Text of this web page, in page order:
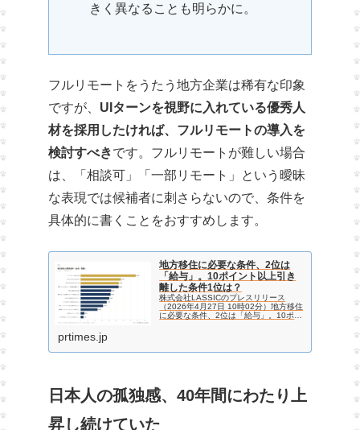
きく異なることも明らかに。
フルリモートをうたう地方企業は稀有な印象
ですが、 UIターンを視野に入れている優秀人
材を採用したければ、フルリモートの導入を
検討すべきです。フルリモートが難しい場合
は、「相談可」「一部リモート」という曖昧
な表現では候補者に刺さらないので、条件を
具体的に書くことをおすすめします。
地方移住に必要な条件、2位は
「給与」。10ポイント以上引き
離した条件1位は？
株式会社LASSICのプレスリリース
（2026年4月27日 10時02分）地方移住
に必要な条件、2位は「給与」。10ポイ
prtimes.jp
日本人の孤独感、40年間にわたり上
昇し続けていた